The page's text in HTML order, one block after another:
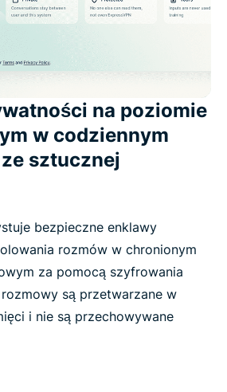
na poziomie
w codziennym
sztucznej
bezpieczne enklawy
rozmów w chronionym
za pomocą szyfrowania
są przetwarzane w
i nie są przechowywane